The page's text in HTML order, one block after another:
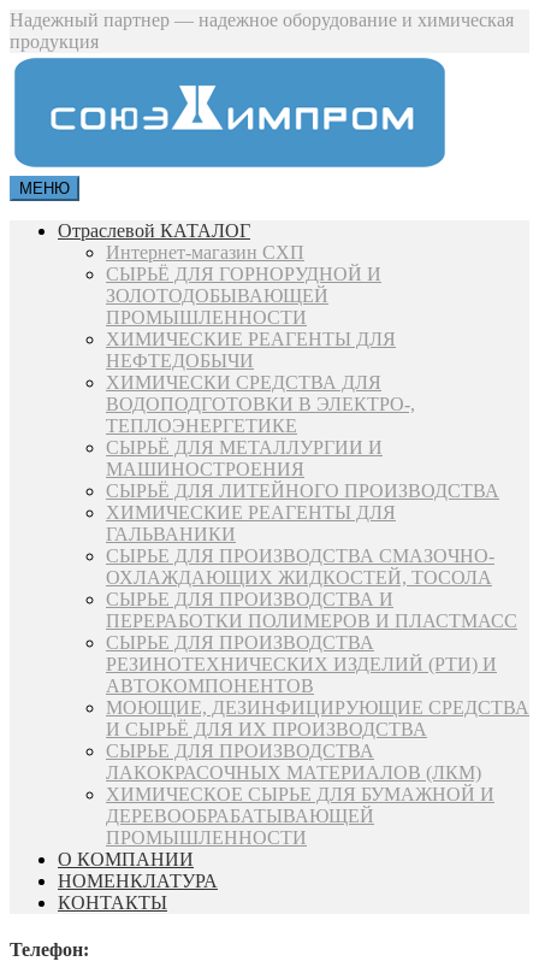
Надежный партнер — надежное оборудование и химическая
продукция
МЕНЮ
Отраслевой КАТАЛОГ
Интернет-магазин СХП
СЫРЬЁ ДЛЯ ГОРНОРУДНОЙ И
ЗОЛОТОДОБЫВАЮЩЕЙ
ПРОМЫШЛЕННОСТИ
ХИМИЧЕСКИЕ РЕАГЕНТЫ ДЛЯ
НЕФТЕДОБЫЧИ
ХИМИЧЕСКИ СРЕДСТВА ДЛЯ
ВОДОПОДГОТОВКИ В ЭЛЕКТРО-,
ТЕПЛОЭНЕРГЕТИКЕ
СЫРЬЁ ДЛЯ МЕТАЛЛУРГИИ И
МАШИНОСТРОЕНИЯ
СЫРЬЁ ДЛЯ ЛИТЕЙНОГО ПРОИЗВОДСТВА
ХИМИЧЕСКИЕ РЕАГЕНТЫ ДЛЯ
ГАЛЬВАНИКИ
СЫРЬЕ ДЛЯ ПРОИЗВОДСТВА СМАЗОЧНО-
ОХЛАЖДАЮЩИХ ЖИДКОСТЕЙ, ТОСОЛА
СЫРЬЕ ДЛЯ ПРОИЗВОДСТВА И
ПЕРЕРАБОТКИ ПОЛИМЕРОВ И ПЛАСТМАСС
СЫРЬЕ ДЛЯ ПРОИЗВОДСТВА
РЕЗИНОТЕХНИЧЕСКИХ ИЗДЕЛИЙ (РТИ) И
АВТОКОМПОНЕНТОВ
МОЮЩИЕ, ДЕЗИНФИЦИРУЮЩИЕ СРЕДСТВА
И СЫРЬЁ ДЛЯ ИХ ПРОИЗВОДСТВА
СЫРЬЕ ДЛЯ ПРОИЗВОДСТВА
ЛАКОКРАСОЧНЫХ МАТЕРИАЛОВ (ЛКМ)
ХИМИЧЕСКОЕ СЫРЬЕ ДЛЯ БУМАЖНОЙ И
ДЕРЕВООБРАБАТЫВАЮЩЕЙ
ПРОМЫШЛЕННОСТИ
О КОМПАНИИ
НОМЕНКЛАТУРА
КОНТАКТЫ
Телефон: